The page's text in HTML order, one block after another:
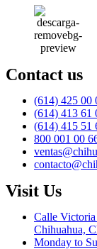
Contact us
(614) 425 00
(614) 413 61
(614) 415 51
800 001 00
Visit Us
Calle
Chihuahua,
Monday to